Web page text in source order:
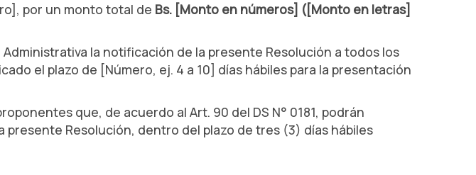
por un monto total de Bs. [Monto en números] ([Monto en letras]
Administrativa la notificación de la presente Resolución a todos los
el plazo de [Número, ej. 4 a 10] días hábiles para la presentación
que, de acuerdo al Art. 90 del DS N° 0181, podrán
Resolución, dentro del plazo de tres (3) días hábiles